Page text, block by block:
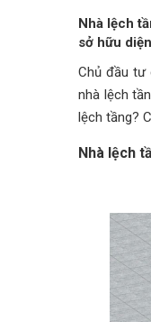
Nhà lệch
sở hữu
Chủ đầu tư
nhà lệch
lệch tầng?
Nhà lệch